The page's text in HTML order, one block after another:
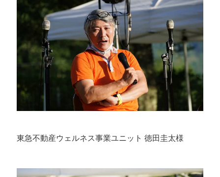
東急不動産ウェルネス事業ユニット 徳田圭太様